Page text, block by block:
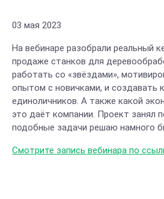
03 мая 2023
На вебинаре разобрали реальный
продаже станков для
работать со «звёздами»,
опытом с новичками, и создавать
единоличников. А также какой
это даёт компании. Проект занял
подобные задачи решаю намного
Смотрите запись вебинара по